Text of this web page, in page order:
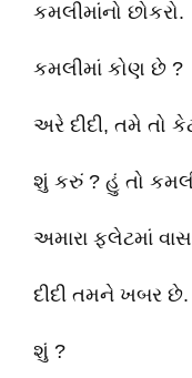
કમલીમાંનો છોકરો.
કમલીમાં કોણ છે ?
અરે દીદી, તમે તો
શું કરું ? હું તો
અમારા ફ્લેટમાં
દીદી તમને ખબર છે.
શું ?